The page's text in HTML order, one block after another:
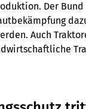
Der Bund
Auch